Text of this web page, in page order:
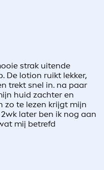
strak uitende
De lotion ruikt lekker,
trekt snel in. na paar
huid zachter en
zo te lezen krijgt mijn
later ben ik nog aan
mij betrefd